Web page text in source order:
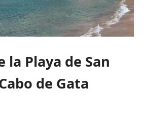
la Playa de San
de Gata